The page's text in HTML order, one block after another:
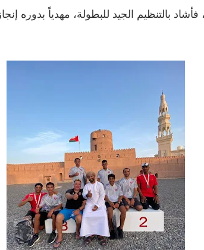
بالتنظيم الجيد للبطولة، مهدياً بدوره